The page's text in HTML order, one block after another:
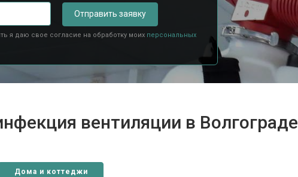
Отправить заявку
я даю свое согласие на обработку моих персональных
вентиляции в Волгограде
Дома и коттеджи